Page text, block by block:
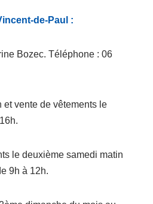
de-Paul :
Bozec. Téléphone : 06
et vente de vêtements le
le deuxième samedi matin
9h à 12h.